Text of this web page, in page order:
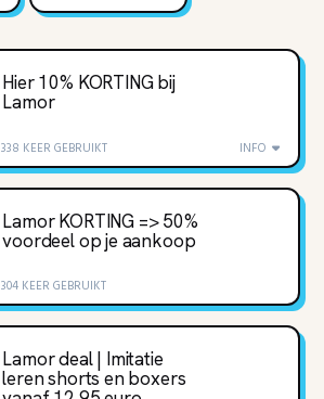
Hier 10% KORTING bij
Lamor
338 KEER GEBRUIKT INFO
Lamor KORTING => 50%
voordeel op je aankoop
304 KEER GEBRUIKT
Lamor deal | Imitatie
leren shorts en boxers